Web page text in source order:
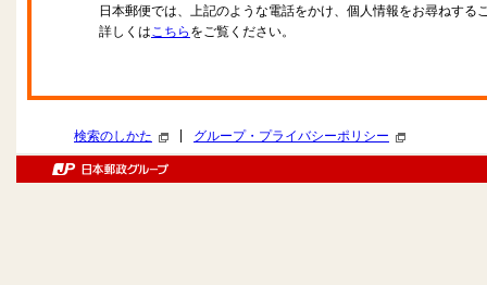
日本郵便では、上記のような電話をかけ、個人情報をお尋ねする
詳しくはこちら をご覧ください。
検索のしかた グループ・プライバシーポリシー